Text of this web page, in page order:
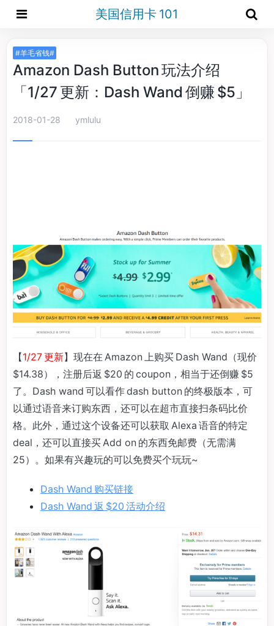
美国信用卡 101
#羊毛省钱#
Amazon Dash Button 玩法介绍
「1/27 更新：Dash Wand 倒赚 $5」
2018-01-28 ymlulu
【1/27 更新】现在在 Amazon 上购买 Dash Wand（现价
$14.38），注册后返 $20 的 coupon，相当于还倒赚 $5
了。Dash wand 可以看作 dash button 的终极版本，可
以通过语音来订购东西，还可以在超市直接扫条码比价
格。此外，通过这个设备还可以获取 Alexa 语音的特定
deal，还可以直接买 Add on 的东西免邮费（无需满
25）。如果有兴趣玩的可以免费买个玩玩~
Dash Wand 购买链接
Dash Wand 返 $20 活动介绍